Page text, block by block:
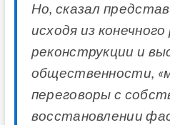
Но, сказал
исходя из
реконструкции и
общественности,
переговоры с
восстановлении